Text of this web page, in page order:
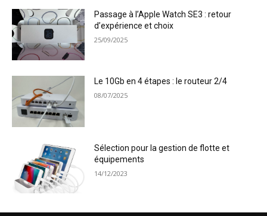
Passage à l’Apple Watch SE3 : retour
d’expérience et choix
25/09/2025
Le 10Gb en 4 étapes : le routeur 2/4
08/07/2025
Sélection pour la gestion de flotte et
équipements
14/12/2023